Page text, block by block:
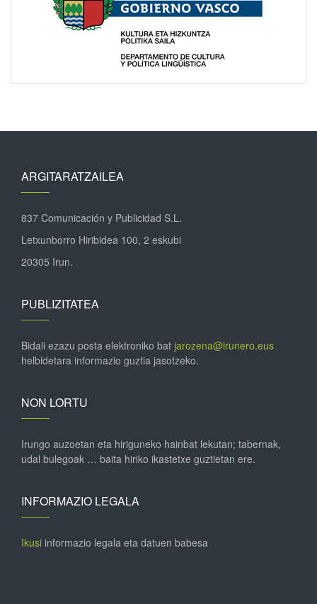
ARGITARATZAILEA
837 Comunicación y Publicidad S.L.
Letxunborro Hiribidea 100, 2 eskubi
20305 Irun.
PUBLIZITATEA
Bidali ezazu posta elektroniko bat jarozena@irunero.eus
helbidetara informazio guztia jasotzeko.
NON LORTU
Irungo auzoetan eta hiriguneko hainbat lekutan; tabernak,
udal bulegoak … baita hiriko ikastetxe guztietan ere.
INFORMAZIO LEGALA
Ikusi informazio legala eta datuen babesa